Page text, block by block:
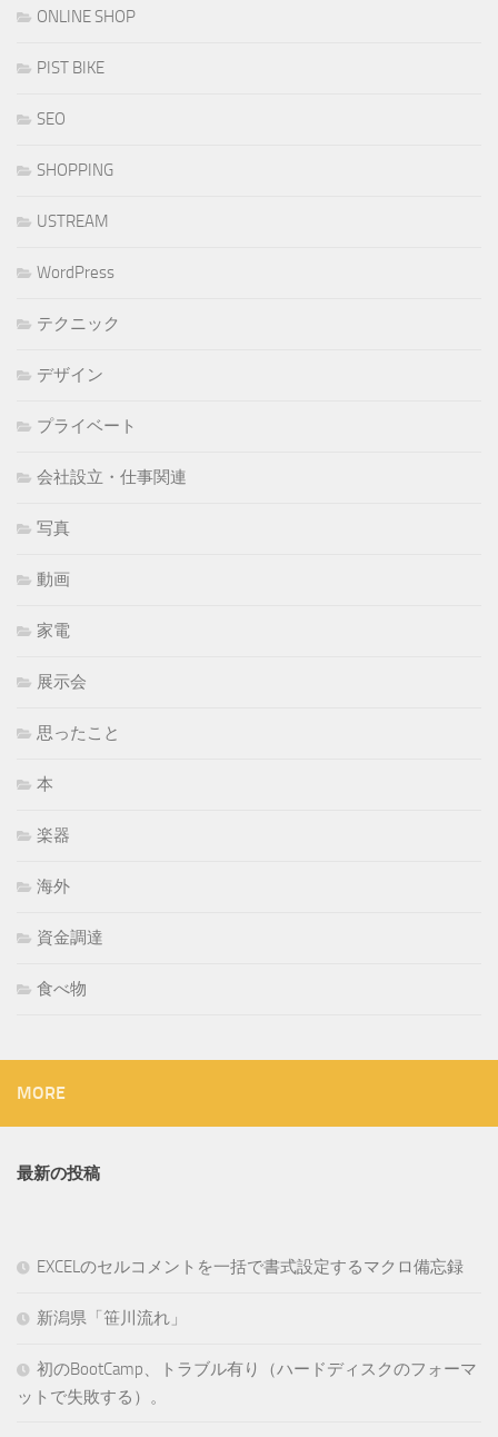
ONLINE SHOP
PIST BIKE
SEO
SHOPPING
USTREAM
WordPress
テクニック
デザイン
プライベート
会社設立・仕事関連
写真
動画
家電
展示会
思ったこと
本
楽器
海外
資金調達
食べ物
MORE
最新の投稿
EXCELのセルコメントを一括で書式設定するマクロ備忘録
新潟県「笹川流れ」
初のBootCamp、トラブル有り（ハードディスクのフォーマ
ットで失敗する）。